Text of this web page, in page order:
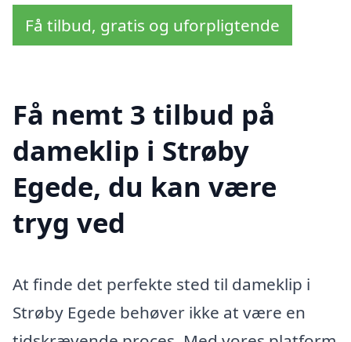
Få tilbud, gratis og uforpligtende
Få nemt 3 tilbud på
dameklip i Strøby
Egede, du kan være
tryg ved
At finde det perfekte sted til dameklip i
Strøby Egede behøver ikke at være en